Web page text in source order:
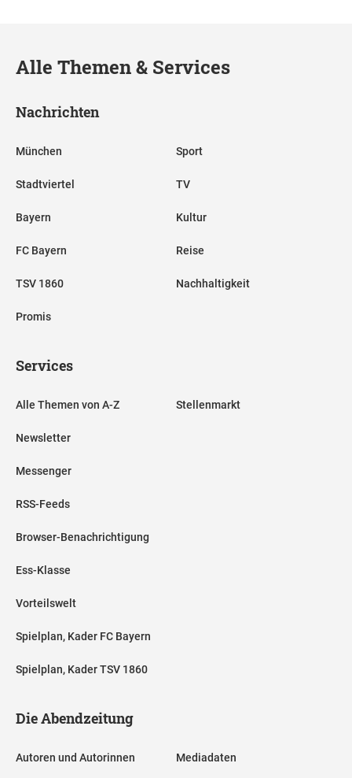
Alle Themen & Services
Nachrichten
München
Stadtviertel
Bayern
FC Bayern
TSV 1860
Promis
Sport
TV
Kultur
Reise
Nachhaltigkeit
Services
Alle Themen von A-Z
Newsletter
Messenger
RSS-Feeds
Browser-Benachrichtigung
Ess-Klasse
Vorteilswelt
Spielplan, Kader FC Bayern
Spielplan, Kader TSV 1860
Stellenmarkt
Die Abendzeitung
Autoren und Autorinnen Mediadaten